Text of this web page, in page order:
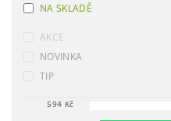
NA SKLADĚ
AKCE
NOVINKA
TIP
594 Kč